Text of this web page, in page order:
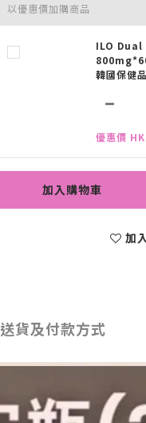
以優惠價加購商品
ILO Dual
韓國保健
優惠價
加入購物車
加
送貨及付款方式